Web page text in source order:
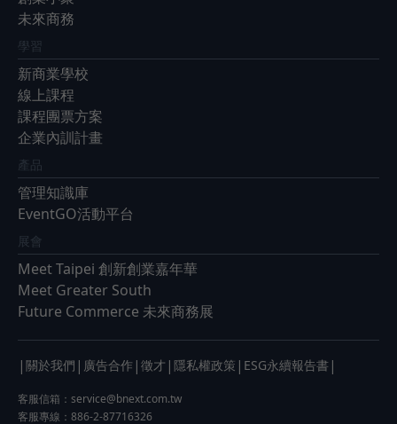
未來商務
學習
新商業學校
線上課程
課程團票方案
企業內訓計畫
產品
管理知識庫
EventGO活動平台
展會
Meet Taipei 創新創業嘉年華
Meet Greater South
Future Commerce 未來商務展
| 關於我們 | 廣告合作 | 徵才 | 隱私權政策 | ESG永續報告書 |
客服信箱： service@bnext.com.tw
客服專線：886-2-87716326